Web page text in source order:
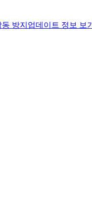
방지 업데이트 정보 보기